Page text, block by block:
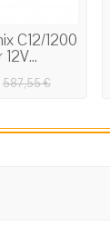
C12/1200
587,55 €